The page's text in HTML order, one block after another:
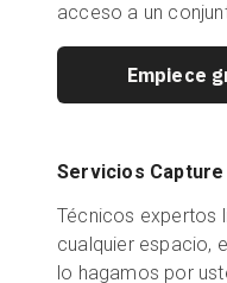
acceso a un
Empiece
Servicios
Técnicos expertos
cualquier espacio,
lo hagamos por